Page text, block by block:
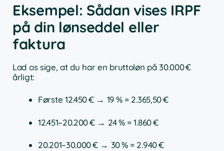
Eksempel: Sådan vises IRPF
på din lønseddel eller
faktura
Lad os sige, at du har en bruttoløn på 30.000 €
årligt:
Første 12.450 € → 19 % = 2.365,50 €
12.451–20.200 € → 24 % = 1.860 €
20.201–30.000 € → 30 % = 2.940 €